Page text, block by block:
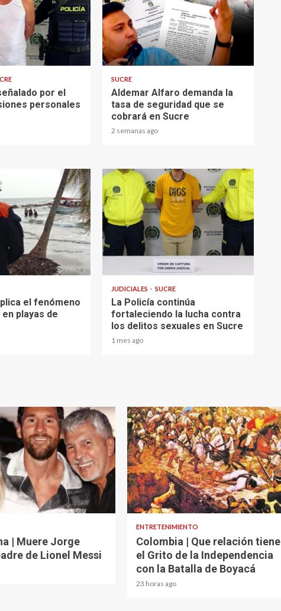
por el
personales
2 min read
SUCRE
Aldemar Alfaro demanda la
tasa de seguridad que se
cobrará en Sucre
2 semanas ago
el fenómeno
playas de
JUDICIALES SUCRE
La Policía continúa
fortaleciendo la lucha contra
los delitos sexuales en Sucre
1 mes ago
| Muere Jorge
de Lionel Messi
1 min read
ENTRETENIMIENTO
Colombia | Que relación tiene
el Grito de la Independencia
con la Batalla de Boyacá
23 horas ago